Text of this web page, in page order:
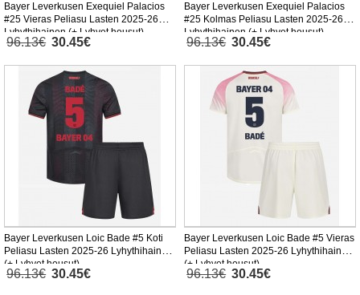
Bayer Leverkusen Exequiel Palacios
#25 Vieras Peliasu Lasten 2025-26
Lyhythihainen (+ Lyhyet housut)
96.13€ 30.45€
Bayer Leverkusen Exequiel Palacios
#25 Kolmas Peliasu Lasten 2025-26
Lyhythihainen (+ Lyhyet housut)
96.13€ 30.45€
Bayer Leverkusen Loic Bade #5 Koti
Peliasu Lasten 2025-26 Lyhythihainen
(+ Lyhyet housut)
96.13€ 30.45€
Bayer Leverkusen Loic Bade #5 Vieras
Peliasu Lasten 2025-26 Lyhythihainen
(+ Lyhyet housut)
96.13€ 30.45€